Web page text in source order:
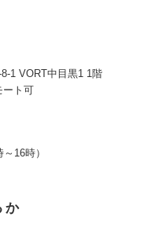
1 VORT中目黒1 1階
ート可
16時）
か